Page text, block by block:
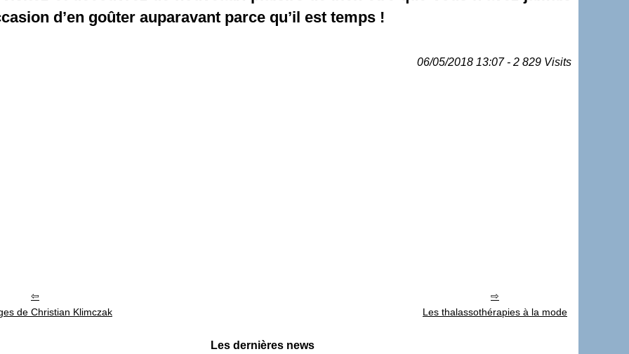
d’en goûter auparavant parce qu’il est temps !
06/05/2018 13:07 - 2 829 Visits
de Christian Klimczak Les thalassothérapies à la mode
Les dernières news